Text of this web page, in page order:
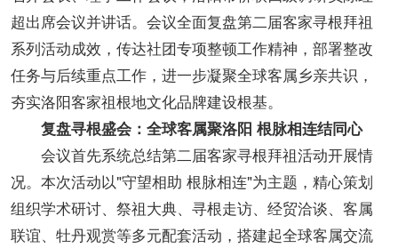
超出席会议并讲话。会议全面复盘第二届客家寻根拜祖
系列活动成效，传达社团专项整顿工作精神，部署整改
任务与后续重点工作，进一步凝聚全球客属乡亲共识，
夯实洛阳客家祖根地文化品牌建设根基。
复盘寻根盛会：全球客属聚洛阳 根脉相连结同心
会议首先系统总结第二届客家寻根拜祖活动开展情
况。本次活动以"守望相助 根脉相连"为主题，精心策划
组织学术研讨、祭祖大典、寻根走访、经贸洽谈、客属
联谊、牡丹观赏等多元配套活动，搭建起全球客属交流